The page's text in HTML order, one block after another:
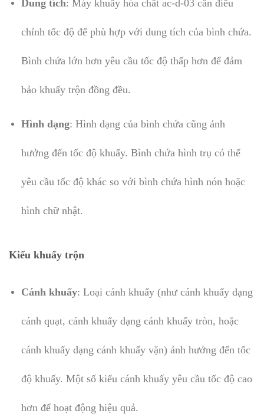
Dung tích: Máy khuấy hóa chất ac-d-03 cần điều
chỉnh tốc độ để phù hợp với dung tích của bình chứa.
Bình chứa lớn hơn yêu cầu tốc độ thấp hơn để đảm
bảo khuấy trộn đồng đều.
Hình dạng: Hình dạng của bình chứa cũng ảnh
hưởng đến tốc độ khuấy. Bình chứa hình trụ có thể
yêu cầu tốc độ khác so với bình chứa hình nón hoặc
hình chữ nhật.
Kiểu khuấy trộn
Cánh khuấy: Loại cánh khuấy (như cánh khuấy dạng
cánh quạt, cánh khuấy dạng cánh khuấy tròn, hoặc
cánh khuấy dạng cánh khuấy vặn) ảnh hưởng đến tốc
độ khuấy. Một số kiểu cánh khuấy yêu cầu tốc độ cao
hơn để hoạt động hiệu quả.